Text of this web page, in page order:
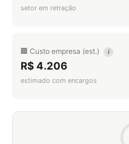
setor em retração
🏢 Custo empresa (est.) i
R$ 4.206
estimado com encargos